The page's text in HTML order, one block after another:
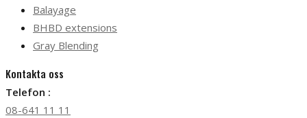
Balayage
BHBD extensions
Gray Blending
Kontakta oss
Telefon :
08-641 11 11